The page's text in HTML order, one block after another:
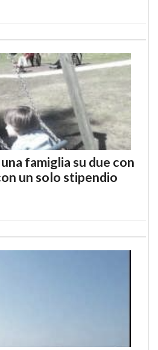
famiglia su due con
un solo stipendio